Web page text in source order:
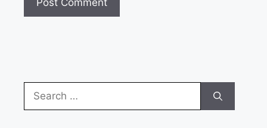
Search
for: